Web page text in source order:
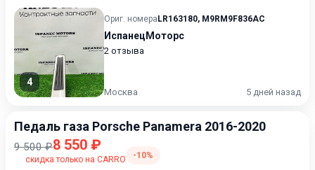
4
Ориг. номера LR163180, M9RM9F836AC
ИспанецМоторс
2 отзыва
Москва 5 дней назад
Педаль газа Porsche Panamera 2016-2020
9 500 ₽8 550 ₽
скидка только на CARRO -10%